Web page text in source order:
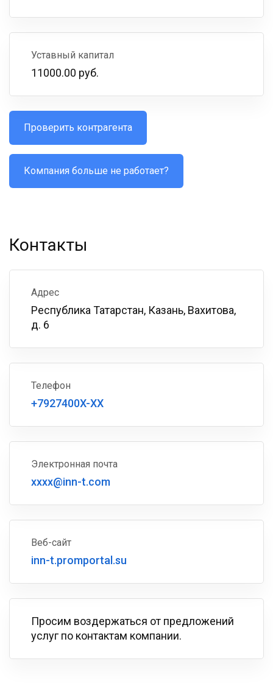
Уставный капитал
11000.00 руб.
Проверить контрагента
Компания больше не работает?
Контакты
Адрес
Республика Татарстан, Казань, Вахитова,
д. 6
Телефон
+7927400X-XX
Электронная почта
xxxx@inn-t.com
Веб-сайт
inn-t.promportal.su
Просим воздержаться от предложений
услуг по контактам компании.